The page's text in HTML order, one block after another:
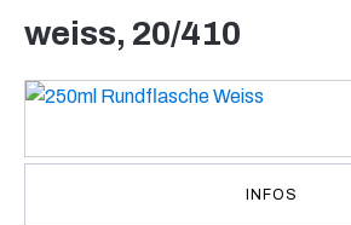
weiss, 20/410
INFOS